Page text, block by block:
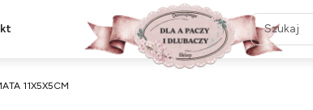
11X5X5CM